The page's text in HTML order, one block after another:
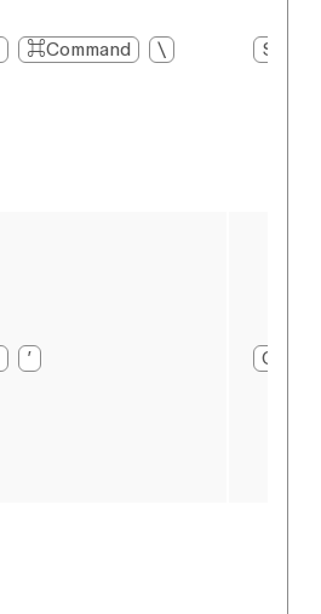
⌘Command \ Shift
′ Caps